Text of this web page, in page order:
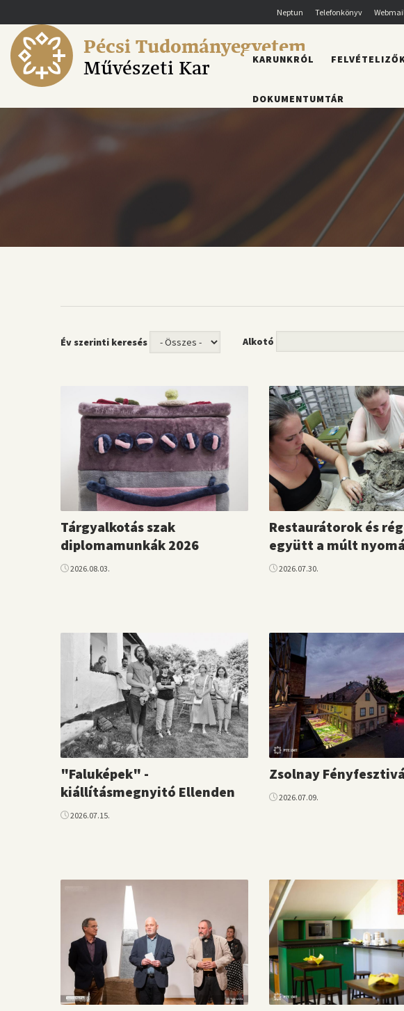
a
tartalomra
Neptun Telefonkönyv
Pécsi Tudományegyetem
Művészeti Kar
FŐMENÜ
KARUNKRÓL
DOKUMENTUMTÁR
Év szerinti keresés Alkotó
Tárgyalkotás szak
diplomamunkák 2026
2026.08.03.
Restaurátorok és
együtt a múlt
2026.07.30.
"Faluképek" -
kiállításmegnyitó Ellenden
2026.07.15.
Zsolnay
2026.07.09.